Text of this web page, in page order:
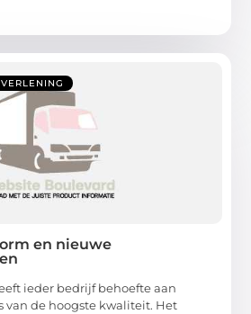
en nieuwe
ieder bedrijf behoefte aan
de hoogste kwaliteit. Het